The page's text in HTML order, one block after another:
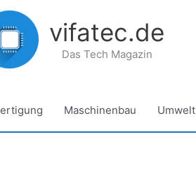
vifatec.de
Das Tech Magazin
Maschinenbau Umwelt